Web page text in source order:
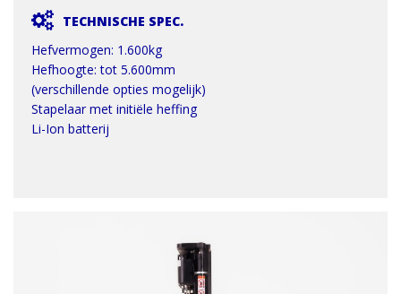
TECHNISCHE SPEC.
Hefvermogen: 1.600kg
Hefhoogte: tot 5.600mm
(verschillende opties mogelijk)
Stapelaar met initiële heffing
Li-Ion batterij